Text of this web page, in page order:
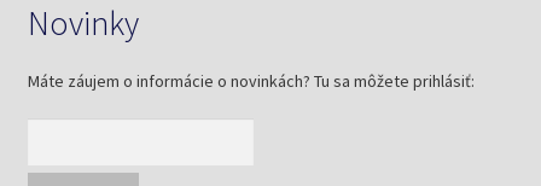
Novinky
Máte záujem o informácie o novinkách? Tu sa môžete prihlásiť: